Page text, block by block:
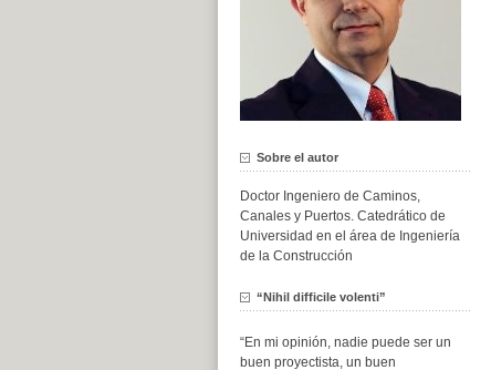
Sobre el autor
Doctor Ingeniero de Caminos,
Canales y Puertos. Catedrático de
Universidad en el área de Ingeniería
de la Construcción
“Nihil difficile volenti”
“En mi opinión, nadie puede ser un
buen proyectista, un buen